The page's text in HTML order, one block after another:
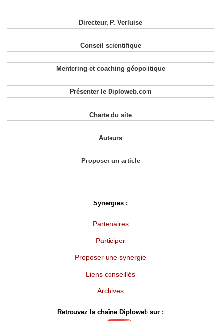
Directeur, P. Verluise
Conseil scientifique
Mentoring et coaching géopolitique
Présenter le Diploweb.com
Charte du site
Auteurs
Proposer un article
Synergies :
Partenaires
Participer
Proposer une synergie
Liens conseillés
Archives
Retrouvez la chaîne Diploweb sur :